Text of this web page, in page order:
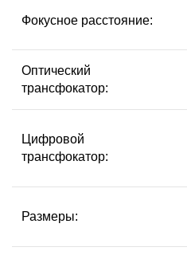
Фокусное расстояние:
Оптический
трансфокатор:
Цифровой
трансфокатор:
Размеры: